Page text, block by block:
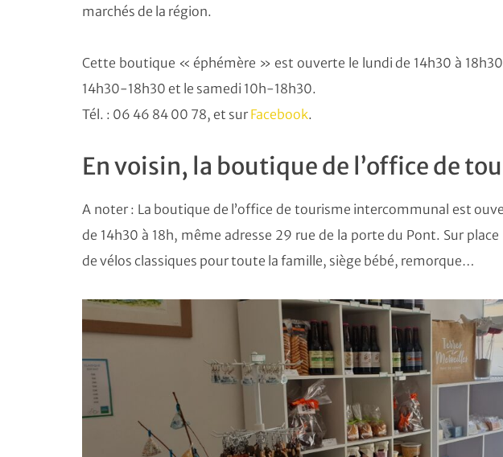
marchés de la région.
Cette boutique « éphémère » est ouverte le lundi de 14h30 à
14h30-18h30 et le samedi 10h-18h30.
Tél. : 06 46 84 00 78, et sur Facebook.
En voisin, la boutique de l’office de
A noter : La boutique de l’office de tourisme intercommunal est
de 14h30 à 18h, même adresse 29 rue de la porte du Pont. Sur
de vélos classiques pour toute la famille, siège bébé, remorque…